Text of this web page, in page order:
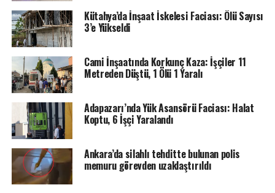
Kütahya’da İnşaat İskelesi Faciası: Ölü Sayısı
3’e Yükseldi
Cami İnşaatında Korkunç Kaza: İşçiler 11
Metreden Düştü, 1 Ölü 1 Yaralı
Adapazarı’nda Yük Asansörü Faciası: Halat
Koptu, 6 İşçi Yaralandı
Ankara’da silahlı tehditte bulunan polis
memuru görevden uzaklaştırıldı